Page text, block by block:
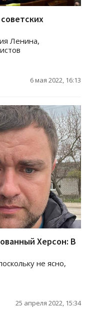
Ленина,
6 мая 2022, 16:13
Херсон: В
не ясно,
25 апреля 2022, 15:34